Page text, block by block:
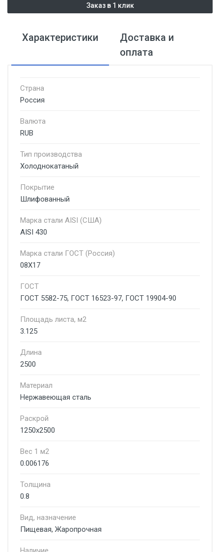
Заказ в 1 клик
Характеристики
Доставка и
оплата
Страна
Россия
Валюта
RUB
Тип производства
Холоднокатаный
Покрытие
Шлифованный
Марка стали AISI (США)
AISI 430
Марка стали ГОСТ (Россия)
08Х17
ГОСТ
ГОСТ 5582-75, ГОСТ 16523-97, ГОСТ 19904-90
Площадь листа, м2
3.125
Длина
2500
Материал
Нержавеющая сталь
Раскрой
1250х2500
Вес 1 м2
0.006176
Толщина
0.8
Вид, назначение
Пищевая, Жаропрочная